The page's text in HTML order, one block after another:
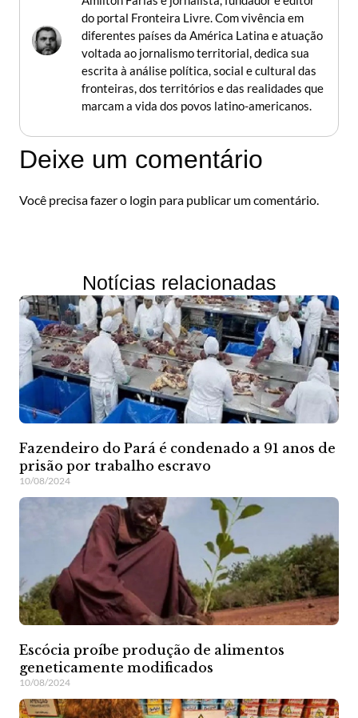
do portal Fronteira Livre. Com vivência em
diferentes países da América Latina e atuação
voltada ao jornalismo territorial, dedica sua
escrita à análise política, social e cultural das
fronteiras, dos territórios e das realidades que
marcam a vida dos povos latino-americanos.
Deixe um comentário
Você precisa fazer o login para publicar um comentário.
Notícias relacionadas
Fazendeiro do Pará é condenado a 91 anos de
prisão por trabalho escravo
10/08/2024
Escócia proíbe produção de alimentos
geneticamente modificados
10/08/2024